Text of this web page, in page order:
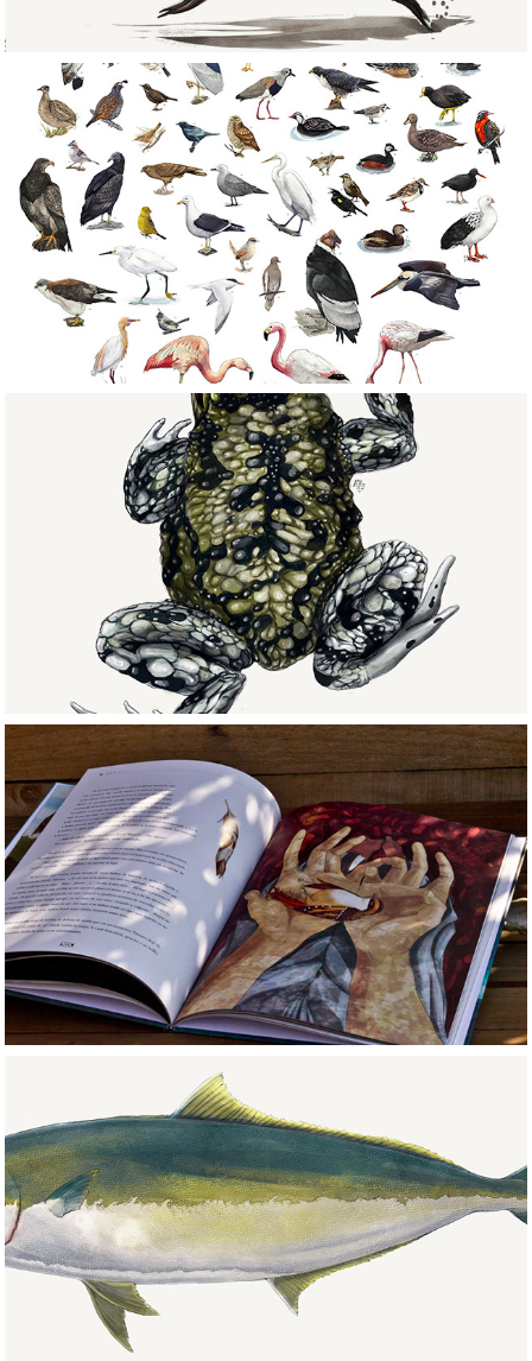
Colecciones/Collections
Insectos, reptiles y
anfibios / Insects and
Proyecto Támaro/
Támaro Project
Mar/Sea